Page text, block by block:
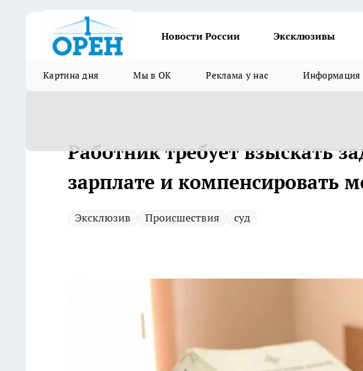
Новости России Эксклюзивы
Картина дня Мы в ОК Реклама у нас Информация
Работник требует взыскать
зарплате и компенсировать
Эксклюзив Происшествия суд